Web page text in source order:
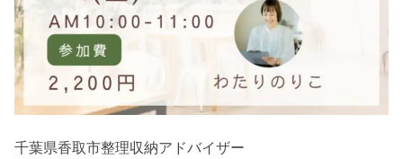
千葉県香取市整理収納アドバイザー